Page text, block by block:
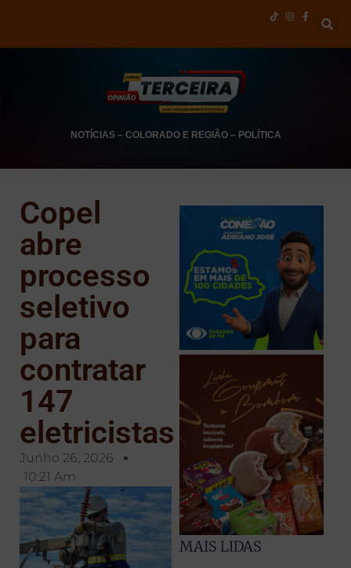
NOTÍCIAS– COLORADO E REGIÃO– POLÍTICA
Copel
abre
processo
seletivo
para
contratar
147
eletricistas
Junho 26, 2026
10:21 Am
MAIS LIDAS